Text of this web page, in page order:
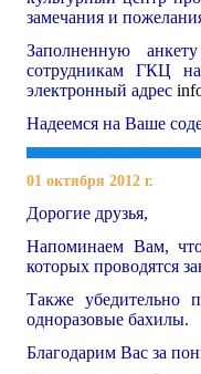
замечания и
Заполненную
сотрудникам ГКЦ
электронный адрес
Надеемся на Ваше
01 октября 2012 г.
Дорогие друзья,
Напоминаем Вам,
которых проводятся
Также убедительно
одноразовые бахилы.
Благодарим Вас за